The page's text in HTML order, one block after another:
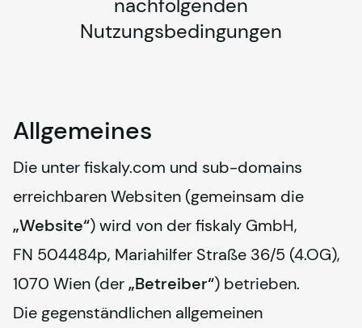
nachfolgenden
Nutzungsbedingungen
Allgemeines
Die unter fiskaly.com und sub-domains
„Website“) wird von der fiskaly GmbH,
FN 504484p, Mariahilfer Straße 36/5 (4.OG),
1070 Wien (der „Betreiber“) betrieben.
Die gegenständlichen allgemeinen